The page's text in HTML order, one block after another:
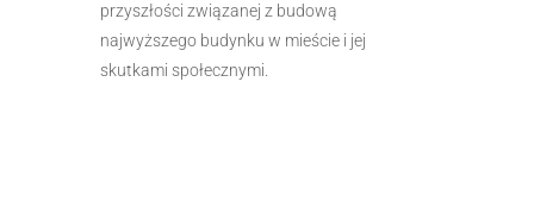
przyszłości związanej z budową
najwyższego budynku w mieście i jej
skutkami społecznymi.